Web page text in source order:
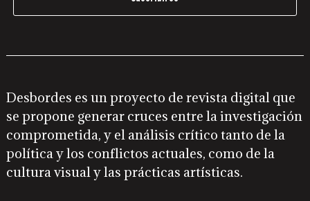
Desbordes es un proyecto de revista digital que
se propone generar cruces entre la investigación
comprometida, y el análisis crítico tanto de la
política y los conflictos actuales, como de la
cultura visual y las prácticas artísticas.